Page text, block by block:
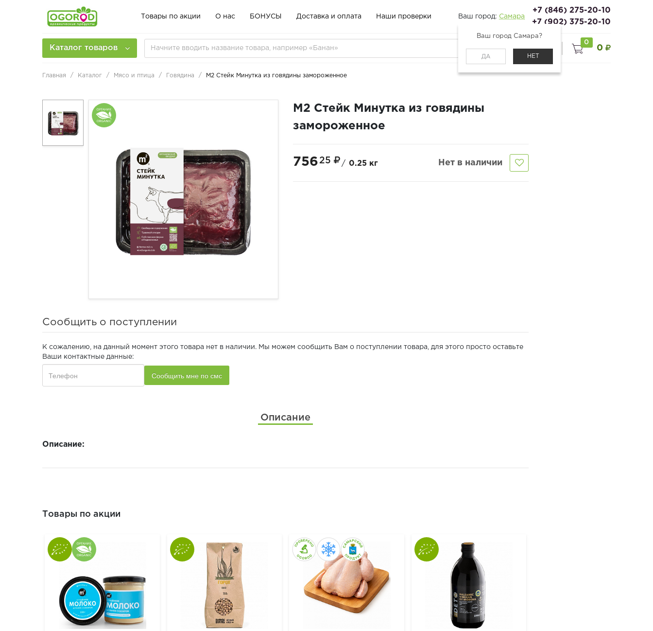
Товары по акции О нас БОНУСЫ Доставка и оплата Наши проверки Ваш город: Самара
Ваш город Самара?
ДА НЕТ
+7 (846) 275-20-10
+7 (902) 375-20-10
Каталог товаров
0
0
Главная Каталог Мясо и птица Говядина М2 Стейк Минутка из говядины замороженное
М2 Стейк Минутка из говядины
замороженное
756 25 / 0.25 кг Нет в наличии
Сообщить о поступлении
К сожалению, на данный момент этого товара нет в наличии. Мы можем сообщить Вам о поступлении товара, для этого просто оставьте
Ваши контактные данные:
Описание
Описание:
Товары по акции